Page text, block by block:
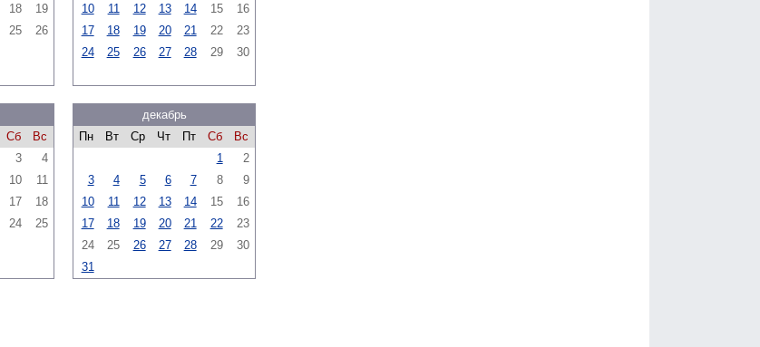
18
19
25
26
10
11 12 13 14 15
16
17
18 19 20 21 22
23
24
25 26 27 28 29 30
Сб
Вс
3
4
10
11
17
18
24
25
декабрь
Пн
Вт Ср Чт Пт Сб
Вс
1
2
3
4 5 6 7 8
9
10
11 12 13 14 15
16
17
18 19 20 21 22
23
24
25 26 27 28 29
30
31